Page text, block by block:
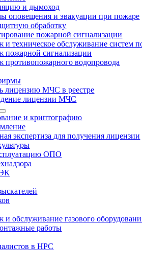
и дымоход
оповещения и эвакуации при пожаре
обработку
пожарной сигнализации
и техническое обслуживание систем
пожарной сигнализации
противопожарного водопровода
лицензию МЧС в реестре
лицензии МЧС
и криптографию
экспертиза для получения лицензии
ОПО
и обслуживание газового
работы
в НРС